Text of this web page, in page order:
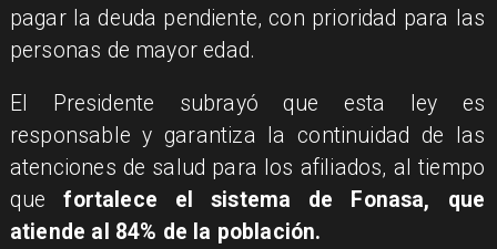
pagar la deuda pendiente, con prioridad para las
personas de mayor edad.
El Presidente subrayó que esta ley es
responsable y garantiza la continuidad de las
atenciones de salud para los afiliados, al tiempo
que fortalece el sistema de Fonasa, que
atiende al 84% de la población.